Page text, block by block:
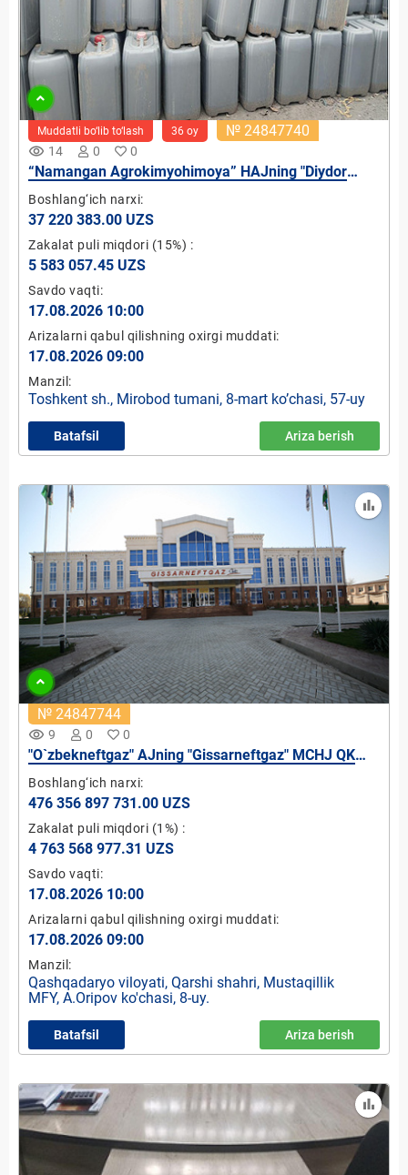
remove_red_eye 14 0 0
Muddatli bo‘lib to‘lash 36 oy № 24847740
“Namangan Agrokimyohimoya” HAJning "Diydor
qadri" MCHJdagi 40 % ulushi
Boshlang‘ich narxi:
37 220 383.00 UZS
Zakalat puli miqdori (15%) :
5 583 057.45 UZS
Savdo vaqti:
17.08.2026 10:00
Arizalarni qabul qilishning oxirgi muddati:
17.08.2026 09:00
Manzil:
Toshkent sh., Mirobod tumani, 8-mart ko’chasi, 57-uy
Batafsil Ariza berish
remove_red_eye 9 0 0
№ 24847744
"O`zbekneftgaz" AJning "Gissarneftgaz" MCHJ QK
ustav kapitalidagi 55% ulushi
Boshlang‘ich narxi:
476 356 897 731.00 UZS
Zakalat puli miqdori (1%) :
4 763 568 977.31 UZS
Savdo vaqti:
17.08.2026 10:00
Arizalarni qabul qilishning oxirgi muddati:
17.08.2026 09:00
Manzil:
Qashqadaryo viloyati, Qarshi shahri, Mustaqillik
MFY, A.Oripov ko'chasi, 8-uy.
Batafsil Ariza berish